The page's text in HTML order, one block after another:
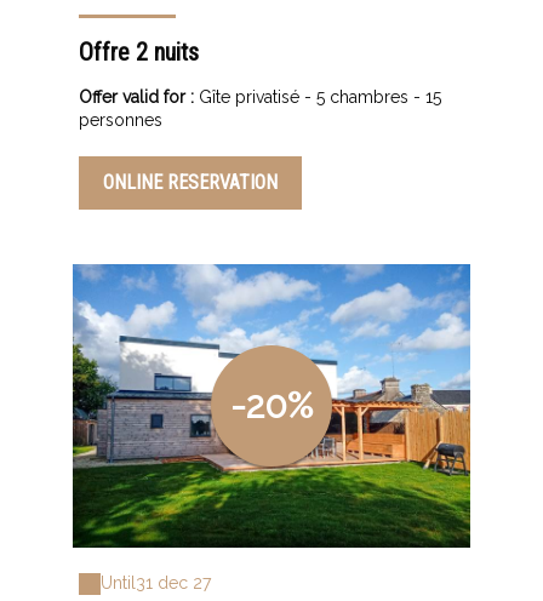
Offre 2 nuits
Offer valid for : Gîte privatisé - 5 chambres - 15
personnes
ONLINE RESERVATION
-20%
Until 31 dec 27